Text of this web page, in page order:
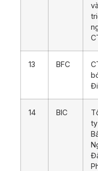
13 BFC
14 BIC